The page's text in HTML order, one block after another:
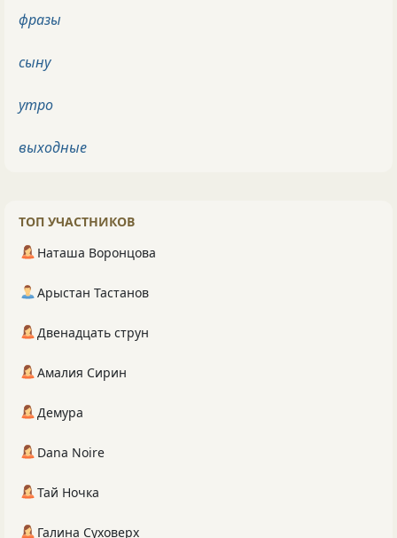
фразы
сыну
утро
выходные
ТОП УЧАСТНИКОВ
Наташа Воронцова
Арыстан Тастанов
Двенадцать струн
Амалия Сирин
Демура
Dana Noire
Тай Ночка
Галина Суховерх